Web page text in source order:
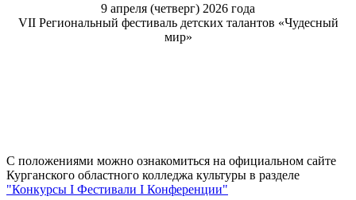
9 апреля (четверг) 2026 года
VII Региональный фестиваль детских талантов «Чудесный
мир»
С положениями можно ознакомиться на официальном сайте
Курганского областного колледжа культуры в разделе
"Конкурсы I Фестивали I Конференции"